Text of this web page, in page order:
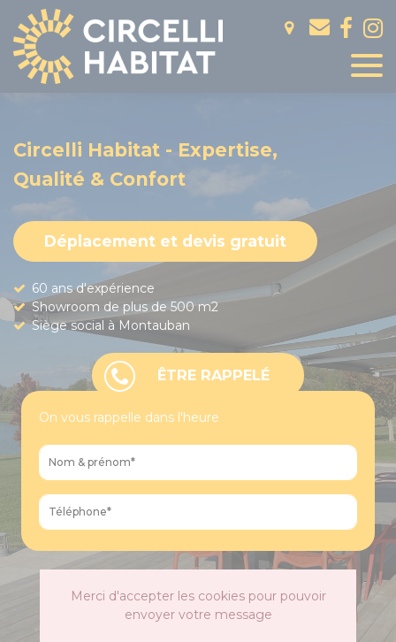
Circelli Habitat - Expertise,
Qualité & Confort
Déplacement et devis gratuit
60 ans d'expérience
Showroom de plus de 500 m2
Siège social à Montauban
ÊTRE RAPPELÉ
On vous rappelle dans l'heure
Merci d'accepter les cookies pour pouvoir
envoyer votre message
Panneau de gestion des cookies